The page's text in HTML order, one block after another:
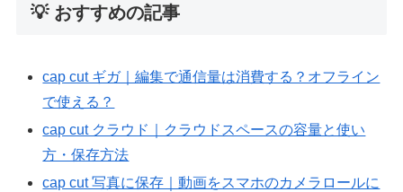
💡 おすすめの記事
cap cut ギガ｜編集で通信量は消費する？オフライン
で使える？
cap cut クラウド｜クラウドスペースの容量と使い
方・保存方法
cap cut 写真に保存｜動画をスマホのカメラロールに